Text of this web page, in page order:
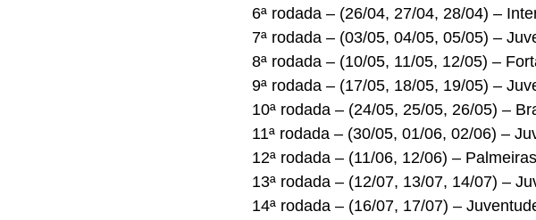
6ª rodada – (26/04, 27/04, 28/04) –
7ª rodada – (03/05, 04/05, 05/05) –
8ª rodada – (10/05, 11/05, 12/05) –
9ª rodada – (17/05, 18/05, 19/05) –
10ª rodada – (24/05, 25/05, 26/05) –
11ª rodada – (30/05, 01/06, 02/06) –
12ª rodada – (11/06, 12/06) –
13ª rodada – (12/07, 13/07, 14/07) –
14ª rodada – (16/07, 17/07) –